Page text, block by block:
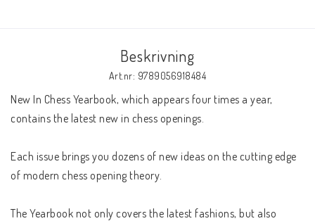
Schacktidskrifter
Schacklektioner
Beskrivning
Art.nr: 9789056918484
New In Chess Yearbook, which appears four times a year,
contains the latest new in chess openings.
Each issue brings you dozens of new ideas on the cutting edge
of modern chess opening theory.
The Yearbook not only covers the latest fashions, but also